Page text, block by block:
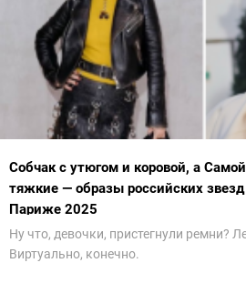
Собчак с утюгом и коровой, а
тяжкие — образы российских
Париже 2025
Ну что, девочки, пристегнули ремни?
Виртуально, конечно.